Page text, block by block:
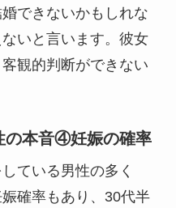
できないかもしれな
いと言います。彼女
観的判断ができない
の本音④妊娠の確率
ている男性の多く
確率もあり、30代半